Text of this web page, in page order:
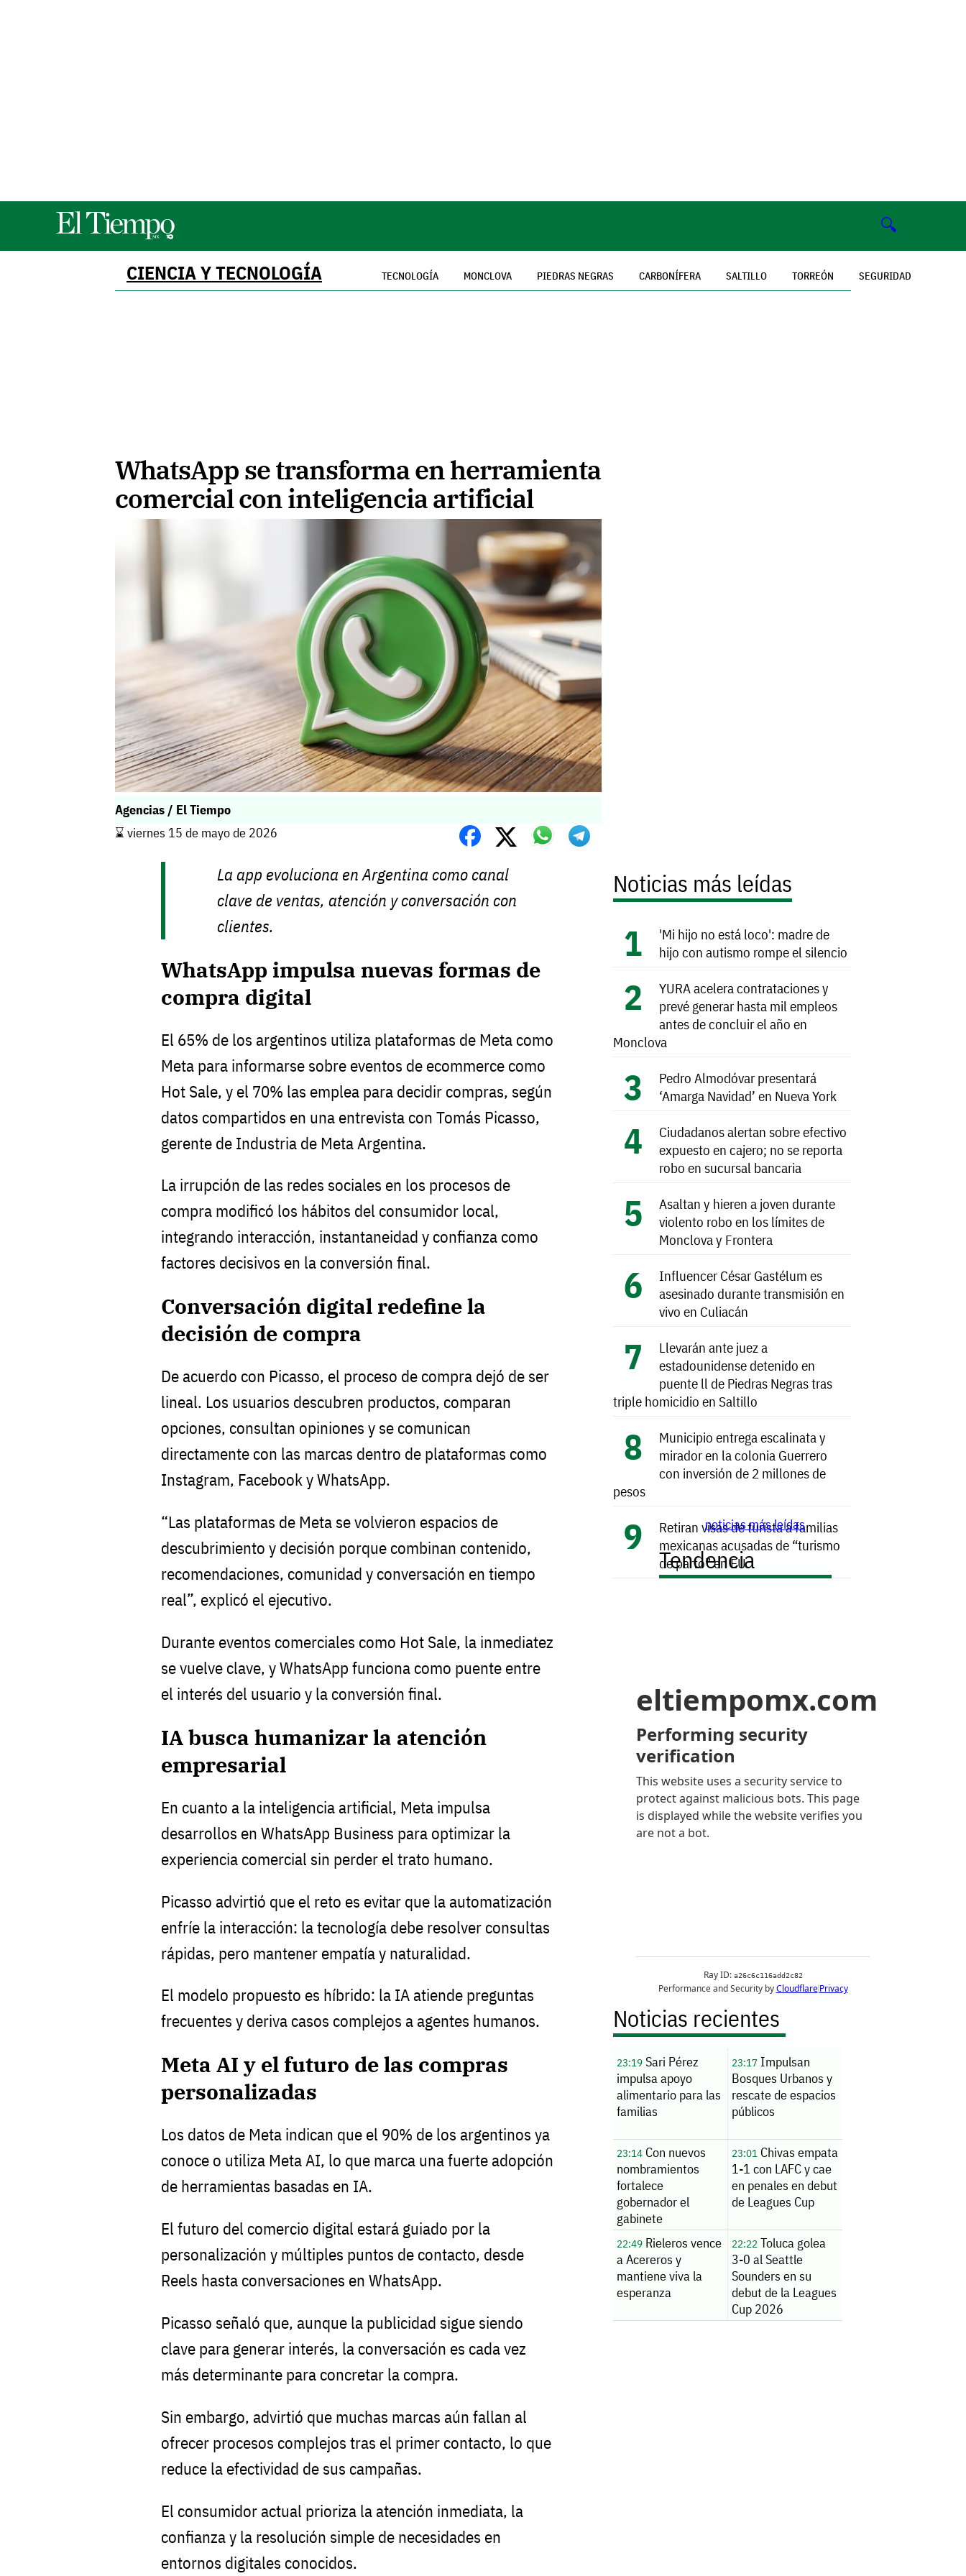
🔍
CIENCIA Y TECNOLOGÍA TECNOLOGÍA MONCLOVA PIEDRAS NEGRAS CARBONÍFERA SALTILLO TORREÓN SEGURIDAD
WhatsApp se transforma en herramienta
comercial con inteligencia artificial
Agencias / El Tiempo
⌛️ viernes 15 de mayo de 2026
La app evoluciona en Argentina como canal
clave de ventas, atención y conversación con
clientes.
WhatsApp impulsa nuevas formas de
compra digital
El 65% de los argentinos utiliza plataformas de Meta como
Meta para informarse sobre eventos de ecommerce como
Hot Sale, y el 70% las emplea para decidir compras, según
datos compartidos en una entrevista con Tomás Picasso,
gerente de Industria de Meta Argentina.
La irrupción de las redes sociales en los procesos de
compra modificó los hábitos del consumidor local,
integrando interacción, instantaneidad y confianza como
factores decisivos en la conversión final.
Conversación digital redefine la
decisión de compra
De acuerdo con Picasso, el proceso de compra dejó de ser
lineal. Los usuarios descubren productos, comparan
opciones, consultan opiniones y se comunican
directamente con las marcas dentro de plataformas como
Instagram, Facebook y WhatsApp.
“Las plataformas de Meta se volvieron espacios de
descubrimiento y decisión porque combinan contenido,
recomendaciones, comunidad y conversación en tiempo
real”, explicó el ejecutivo.
Durante eventos comerciales como Hot Sale, la inmediatez
se vuelve clave, y WhatsApp funciona como puente entre
el interés del usuario y la conversión final.
IA busca humanizar la atención
empresarial
En cuanto a la inteligencia artificial, Meta impulsa
desarrollos en WhatsApp Business para optimizar la
experiencia comercial sin perder el trato humano.
Picasso advirtió que el reto es evitar que la automatización
enfríe la interacción: la tecnología debe resolver consultas
rápidas, pero mantener empatía y naturalidad.
El modelo propuesto es híbrido: la IA atiende preguntas
frecuentes y deriva casos complejos a agentes humanos.
Meta AI y el futuro de las compras
personalizadas
Los datos de Meta indican que el 90% de los argentinos ya
conoce o utiliza Meta AI, lo que marca una fuerte adopción
de herramientas basadas en IA.
El futuro del comercio digital estará guiado por la
personalización y múltiples puntos de contacto, desde
Reels hasta conversaciones en WhatsApp.
Picasso señaló que, aunque la publicidad sigue siendo
clave para generar interés, la conversación es cada vez
más determinante para concretar la compra.
Sin embargo, advirtió que muchas marcas aún fallan al
ofrecer procesos complejos tras el primer contacto, lo que
reduce la efectividad de sus campañas.
El consumidor actual prioriza la atención inmediata, la
confianza y la resolución simple de necesidades en
entornos digitales conocidos.
Noticias más leídas
'Mi hijo no está loco': madre de
hijo con autismo rompe el silencio
YURA acelera contrataciones y
prevé generar hasta mil empleos
antes de concluir el año en
Monclova
Pedro Almodóvar presentará
‘Amarga Navidad’ en Nueva York
Ciudadanos alertan sobre efectivo
expuesto en cajero; no se reporta
robo en sucursal bancaria
Asaltan y hieren a joven durante
violento robo en los límites de
Monclova y Frontera
Influencer César Gastélum es
asesinado durante transmisión en
vivo en Culiacán
Llevarán ante juez a
estadounidense detenido en
puente ll de Piedras Negras tras
triple homicidio en Saltillo
Municipio entrega escalinata y
mirador en la colonia Guerrero
con inversión de 2 millones de
pesos
Retiran visas de turista a familias
mexicanas acusadas de “turismo
de parto” en EU
noticias más leídas
Tendencia
Noticias recientes
23:19 Sari Pérez
impulsa apoyo
alimentario para las
familias
23:17Impulsan
Bosques Urbanos y
rescate de espacios
públicos
23:14 Con nuevos
nombramientos
fortalece
gobernador el
gabinete
23:01Chivas empata
1-1 con LAFC y cae
en penales en debut
de Leagues Cup
22:49 Rieleros vence
a Acereros y
mantiene viva la
esperanza
22:22Toluca golea
3-0 al Seattle
Sounders en su
debut de la Leagues
Cup 2026